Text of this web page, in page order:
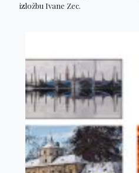
izložbu Ivane Zec.